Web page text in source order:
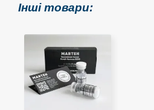
Інші товари: